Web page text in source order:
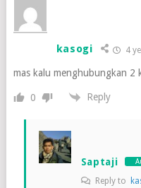
kasogi 4
mas kalu menghubungkan 2
0 Reply
Saptaji
Reply to